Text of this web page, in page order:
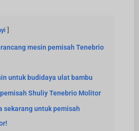
mesin pemisah Tenebrio
untuk budidaya ulat bambu
Shuliy Tenebrio Molitor
sekarang untuk pemisah